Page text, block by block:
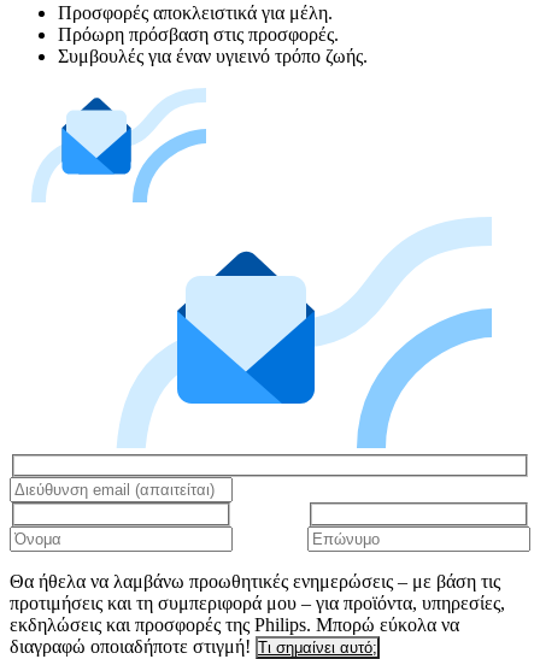
Προσφορές αποκλειστικά για μέλη.
Πρόωρη πρόσβαση στις προσφορές.
Συμβουλές για έναν υγιεινό τρόπο ζωής.
Θα ήθελα να λαμβάνω προωθητικές ενημερώσεις – με βάση τις
προτιμήσεις και τη συμπεριφορά μου – για προϊόντα, υπηρεσίες,
εκδηλώσεις και προσφορές της Philips. Μπορώ εύκολα να
διαγραφώ οποιαδήποτε στιγμή! Τι σημαίνει αυτό;